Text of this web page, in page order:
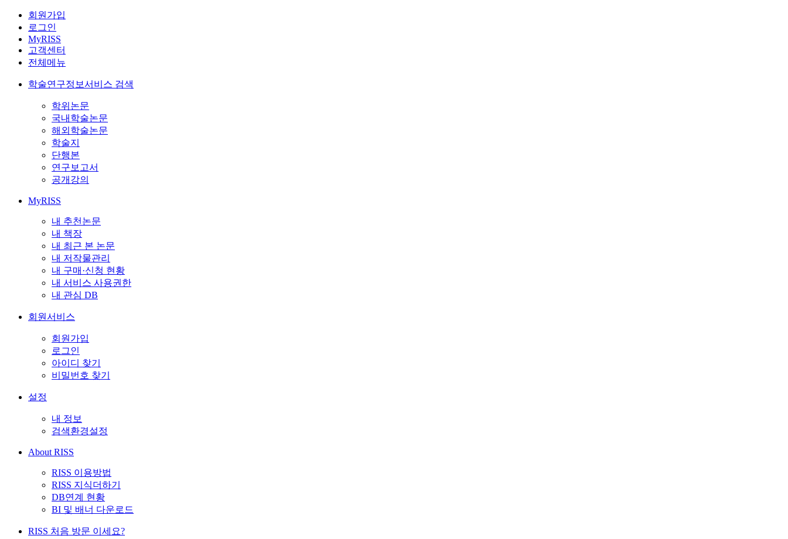
회원가입
로그인
MyRISS
고객센터
전체메뉴
학술연구정보서비스 검색
학위논문
국내학술논문
해외학술논문
학술지
단행본
연구보고서
공개강의
MyRISS
내 추천논문
내 책장
내 최근 본 논문
내 저작물관리
내 구매·신청 현황
내 서비스 사용권한
내 관심 DB
회원서비스
회원가입
로그인
아이디 찾기
비밀번호 찾기
설정
내 정보
검색환경설정
About RISS
RISS 이용방법
RISS 지식더하기
DB연계 현황
BI 및 배너 다운로드
RISS 처음 방문 이세요?